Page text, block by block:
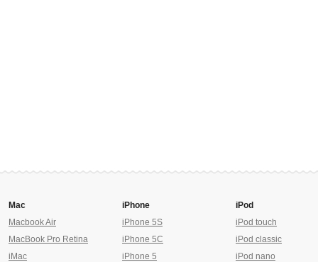
Mac
Macbook Air
MacBook Pro Retina
iMac
iPhone
iPhone 5S
iPhone 5C
iPhone 5
iPod
iPod touch
iPod classic
iPod nano